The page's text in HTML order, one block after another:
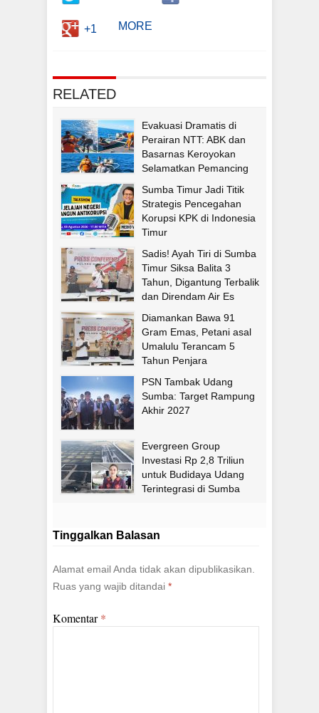
+1 MORE
RELATED
Evakuasi Dramatis di
Perairan NTT: ABK dan
Basarnas Keroyokan
Selamatkan Pemancing
Sumba Timur Jadi Titik
Strategis Pencegahan
Korupsi KPK di Indonesia
Timur
Sadis! Ayah Tiri di Sumba
Timur Siksa Balita 3
Tahun, Digantung Terbalik
dan Direndam Air Es
Diamankan Bawa 91
Gram Emas, Petani asal
Umalulu Terancam 5
Tahun Penjara
PSN Tambak Udang
Sumba: Target Rampung
Akhir 2027
Evergreen Group
Investasi Rp 2,8 Triliun
untuk Budidaya Udang
Terintegrasi di Sumba
Tinggalkan Balasan
Alamat email Anda tidak akan dipublikasikan.
Ruas yang wajib ditandai *
Komentar*